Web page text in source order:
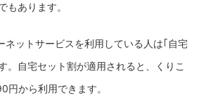
もあります。
ネットサービスを利用している人は｢自宅
。自宅セット割が適用されると、くりこ
円から利用できます。